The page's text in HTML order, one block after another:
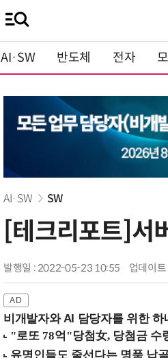
AI·SW 반도체 전자
AI·SW SW
[테크리포트]서
발행일 : 2022-05-23 10:55 업데이
비개발자와 AI 담당자를 위한